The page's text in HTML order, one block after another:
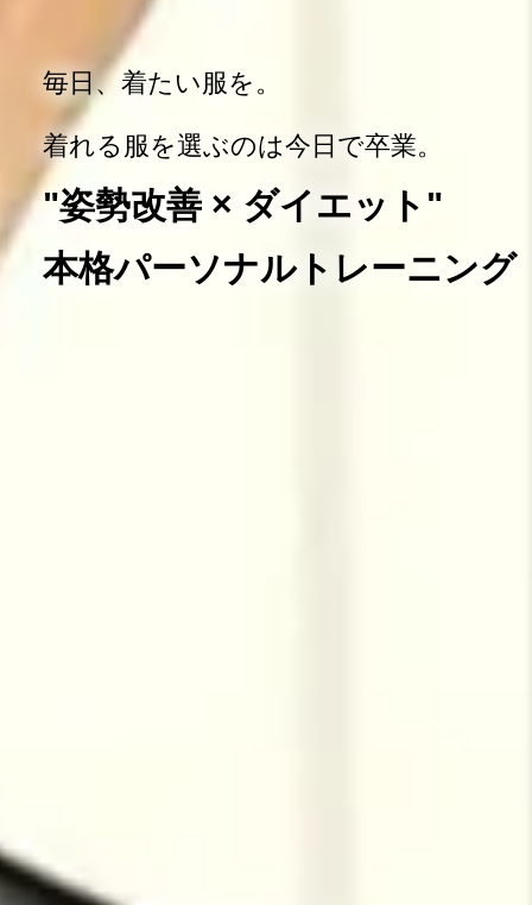
毎日、着たい服を。
着れる服を選ぶのは今日で卒業。
"姿勢改善 × ダイエット"
本格パーソナルトレーニング